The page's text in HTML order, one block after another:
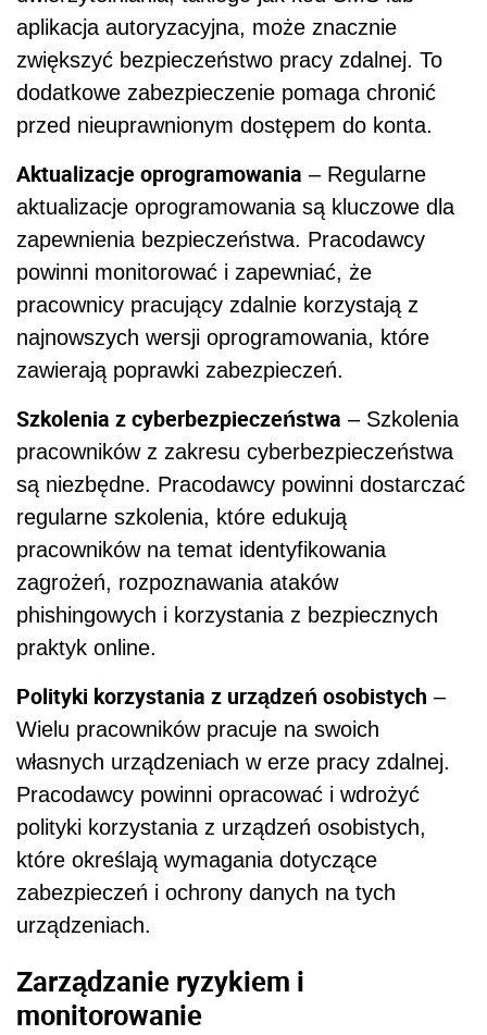
aplikacja autoryzacyjna, może znacznie
zwiększyć bezpieczeństwo pracy zdalnej. To
dodatkowe zabezpieczenie pomaga chronić
przed nieuprawnionym dostępem do konta.
Aktualizacje oprogramowania – Regularne
aktualizacje oprogramowania są kluczowe dla
zapewnienia bezpieczeństwa. Pracodawcy
powinni monitorować i zapewniać, że
pracownicy pracujący zdalnie korzystają z
najnowszych wersji oprogramowania, które
zawierają poprawki zabezpieczeń.
Szkolenia z cyberbezpieczeństwa – Szkolenia
pracowników z zakresu cyberbezpieczeństwa
są niezbędne. Pracodawcy powinni dostarczać
regularne szkolenia, które edukują
pracowników na temat identyfikowania
zagrożeń, rozpoznawania ataków
phishingowych i korzystania z bezpiecznych
praktyk online.
Polityki korzystania z urządzeń osobistych –
Wielu pracowników pracuje na swoich
własnych urządzeniach w erze pracy zdalnej.
Pracodawcy powinni opracować i wdrożyć
polityki korzystania z urządzeń osobistych,
które określają wymagania dotyczące
zabezpieczeń i ochrony danych na tych
urządzeniach.
Zarządzanie ryzykiem i
monitorowanie